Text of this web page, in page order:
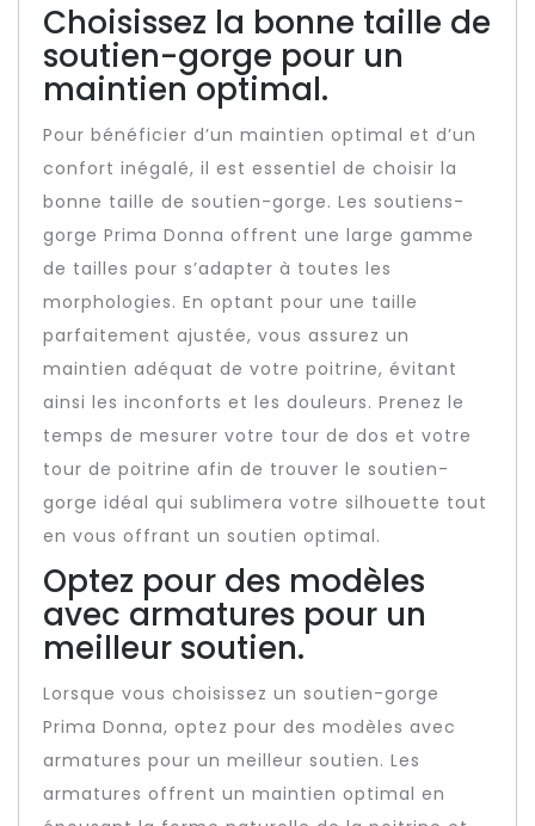
Choisissez la bonne taille de
soutien-gorge pour un
maintien optimal.
Pour bénéficier d’un maintien optimal et d’un
confort inégalé, il est essentiel de choisir la
bonne taille de soutien-gorge. Les soutiens-
gorge Prima Donna offrent une large gamme
de tailles pour s’adapter à toutes les
morphologies. En optant pour une taille
parfaitement ajustée, vous assurez un
maintien adéquat de votre poitrine, évitant
ainsi les inconforts et les douleurs. Prenez le
temps de mesurer votre tour de dos et votre
tour de poitrine afin de trouver le soutien-
gorge idéal qui sublimera votre silhouette tout
en vous offrant un soutien optimal.
Optez pour des modèles
avec armatures pour un
meilleur soutien.
Lorsque vous choisissez un soutien-gorge
Prima Donna, optez pour des modèles avec
armatures pour un meilleur soutien. Les
armatures offrent un maintien optimal en